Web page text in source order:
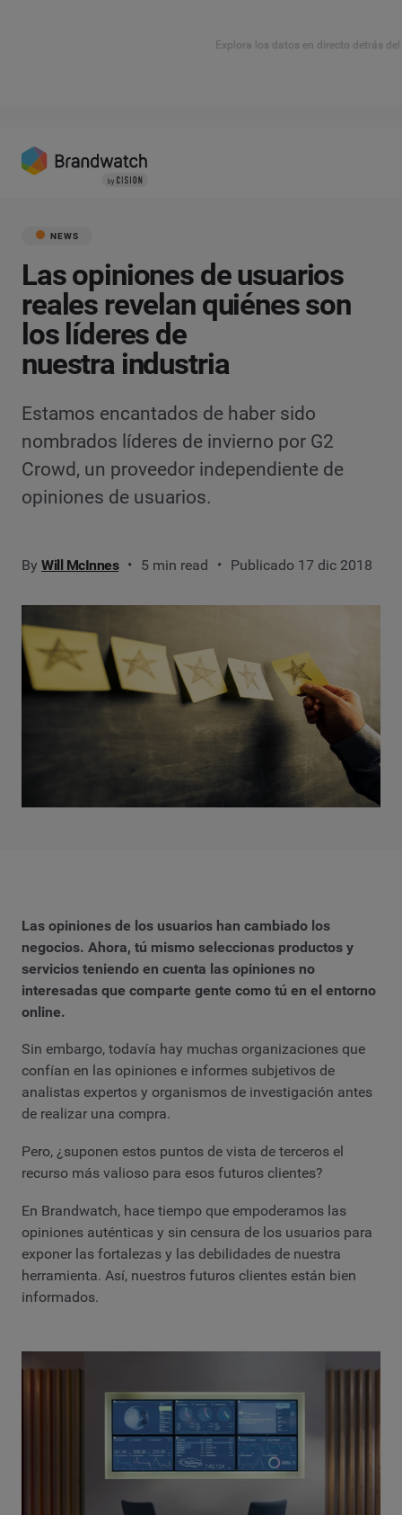
Explora los datos en directo detrás
NEWS
Las opiniones de usuarios
reales revelan quiénes son
los líderes de
nuestra industria
Estamos encantados de haber sido
nombrados líderes de invierno por G2
Crowd, un proveedor independiente de
opiniones de usuarios.
By Will McInnes 5 min read Publicado 17 dic 2018
Las opiniones de los usuarios han cambiado los
negocios. Ahora, tú mismo seleccionas productos y
servicios teniendo en cuenta las opiniones no
interesadas que comparte gente como tú en el entorno
online.
Sin embargo, todavía hay muchas organizaciones que
confían en las opiniones e informes subjetivos de
analistas expertos y organismos de investigación antes
de realizar una compra.
Pero, ¿suponen estos puntos de vista de terceros el
recurso más valioso para esos futuros clientes?
En Brandwatch, hace tiempo que empoderamos las
opiniones auténticas y sin censura de los usuarios para
exponer las fortalezas y las debilidades de nuestra
herramienta. Así, nuestros futuros clientes están bien
informados.